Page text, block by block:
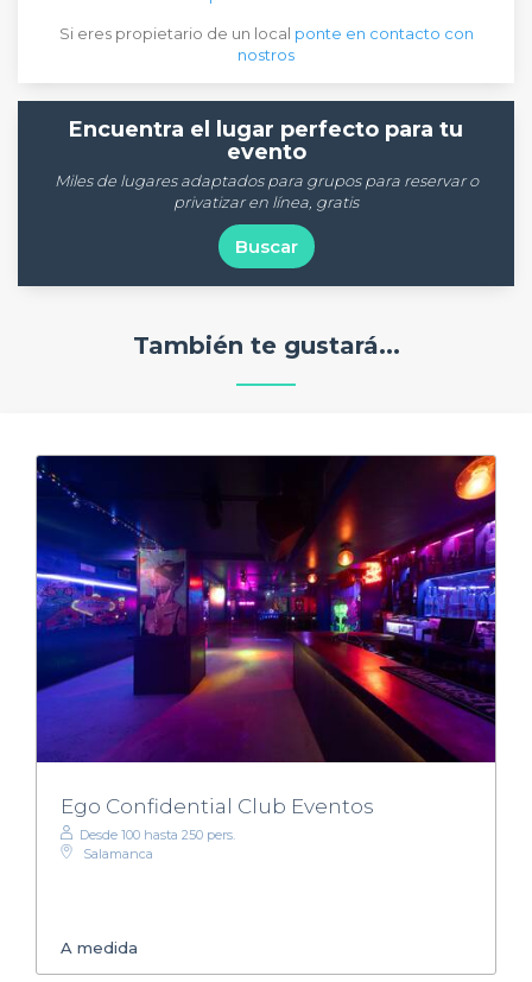
Si eres propietario de un local ponte en contacto con
nostros
Encuentra el lugar perfecto para tu
evento
Miles de lugares adaptados para grupos para reservar o
privatizar en línea, gratis
Buscar
También te gustará...
Ego Confidential Club Eventos
Desde 100 hasta 250 pers.
Salamanca
A medida